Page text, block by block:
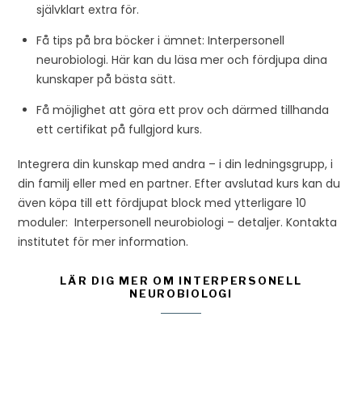
självklart extra för.
Få tips på bra böcker i ämnet: Interpersonell
neurobiologi. Här kan du läsa mer och fördjupa dina
kunskaper på bästa sätt.
Få möjlighet att göra ett prov och därmed tillhanda
ett certifikat på fullgjord kurs.
Integrera din kunskap med andra – i din ledningsgrupp, i
din familj eller med en partner. Efter avslutad kurs kan du
även köpa till ett fördjupat block med ytterligare 10
moduler: Interpersonell neurobiologi – detaljer. Kontakta
institutet för mer information.
LÄR DIG MER OM INTERPERSONELL
NEUROBIOLOGI